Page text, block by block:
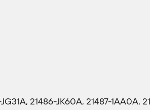
21486-JK60A, 21487-1AA0A,